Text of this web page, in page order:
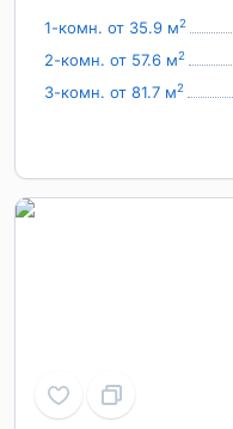
1-комн. от 35.9 м2
2-комн. от 57.6 м2
3-комн. от 81.7 м2